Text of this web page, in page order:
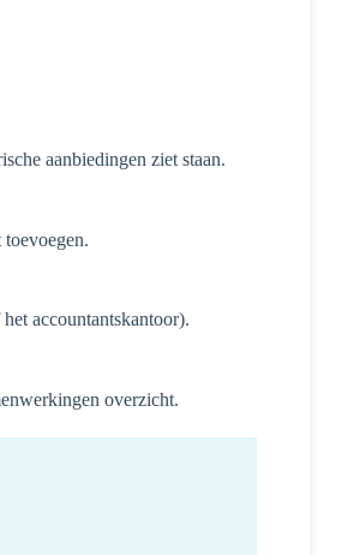
aanbiedingen ziet staan.
accountantskantoor).
overzicht.